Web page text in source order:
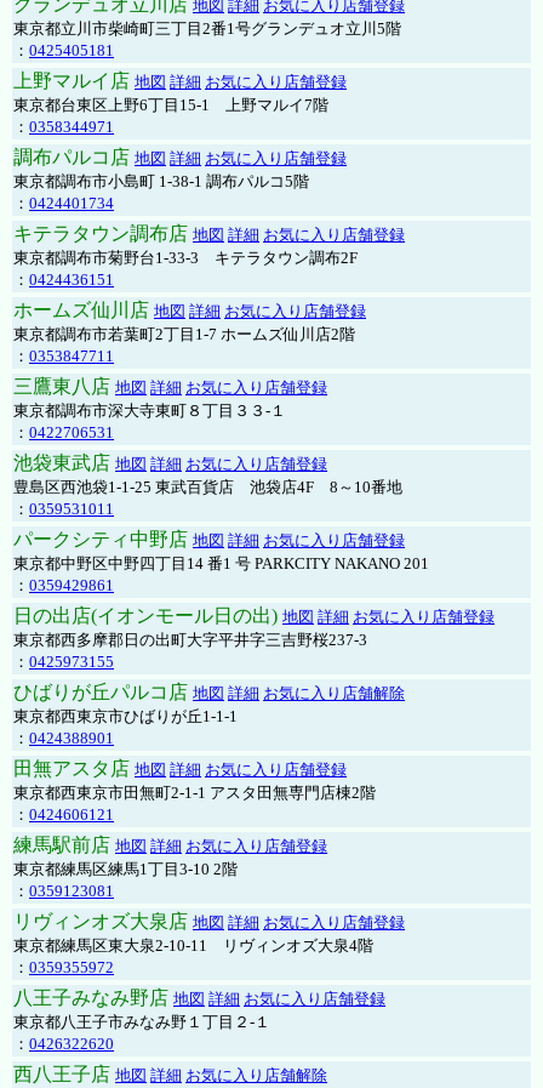
グランデュオ立川店 地図 詳細 お気に入り店舗登録
東京都立川市柴崎町三丁目2番1号グランデュオ立川5階
： 0425405181
上野マルイ店 地図 詳細 お気に入り店舗登録
東京都台東区上野6丁目15-1 上野マルイ7階
： 0358344971
調布パルコ店 地図 詳細 お気に入り店舗登録
東京都調布市小島町 1-38-1 調布パルコ5階
： 0424401734
キテラタウン調布店 地図 詳細 お気に入り店舗登録
東京都調布市菊野台1-33-3 キテラタウン調布2F
： 0424436151
ホームズ仙川店 地図 詳細 お気に入り店舗登録
東京都調布市若葉町2丁目1-7 ホームズ仙川店2階
： 0353847711
三鷹東八店 地図 詳細 お気に入り店舗登録
東京都調布市深大寺東町８丁目３３-１
： 0422706531
池袋東武店 地図 詳細 お気に入り店舗登録
豊島区西池袋1-1-25 東武百貨店 池袋店4F 8～10番地
： 0359531011
パークシティ中野店 地図 詳細 お気に入り店舗登録
東京都中野区中野四丁目14 番1 号 PARKCITY NAKANO 201
： 0359429861
日の出店(イオンモール日の出) 地図 詳細 お気に入り店舗登録
東京都西多摩郡日の出町大字平井字三吉野桜237-3
： 0425973155
ひばりが丘パルコ店 地図 詳細 お気に入り店舗解除
東京都西東京市ひばりが丘1-1-1
： 0424388901
田無アスタ店 地図 詳細 お気に入り店舗登録
東京都西東京市田無町2-1-1 アスタ田無専門店棟2階
： 0424606121
練馬駅前店 地図 詳細 お気に入り店舗登録
東京都練馬区練馬1丁目3-10 2階
： 0359123081
リヴィンオズ大泉店 地図 詳細 お気に入り店舗登録
東京都練馬区東大泉2-10-11 リヴィンオズ大泉4階
： 0359355972
八王子みなみ野店 地図 詳細 お気に入り店舗登録
東京都八王子市みなみ野１丁目２-１
： 0426322620
西八王子店 地図 詳細 お気に入り店舗解除